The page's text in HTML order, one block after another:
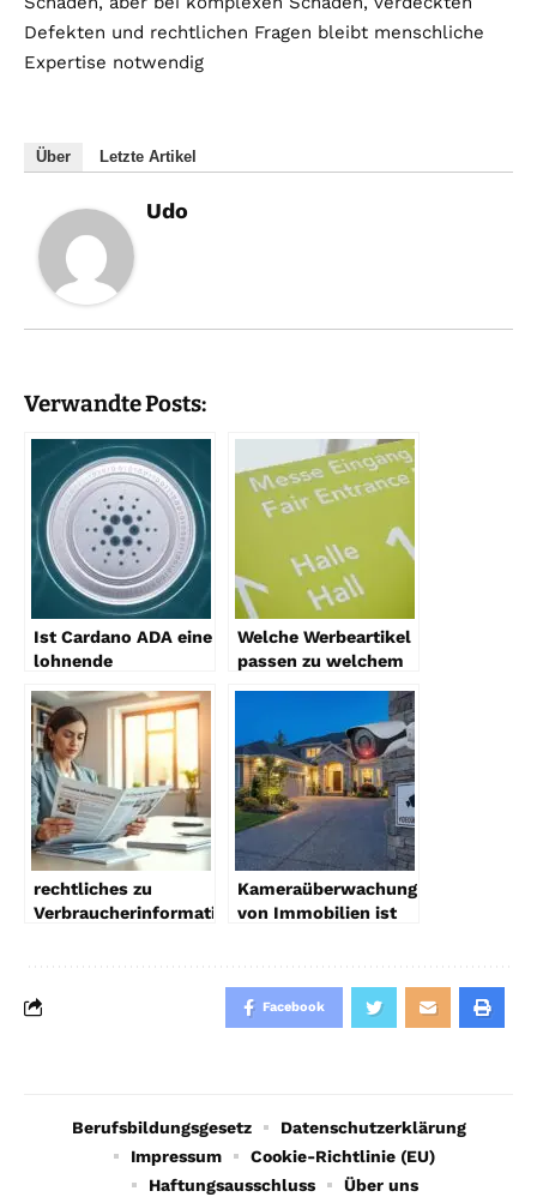
Defekten und rechtlichen Fragen bleibt menschliche
Expertise notwendig
Über Letzte Artikel
Udo
Verwandte Posts:
Ist Cardano ADA eine
lohnende
Welche Werbeartikel
passen zu welchem
rechtliches zu
Verbraucherinformationen
Kameraüberwachung
von Immobilien ist
Facebook
Berufsbildungsgesetz
Datenschutzerklärung
Impressum
Cookie-Richtlinie (EU)
Haftungsausschluss
Über uns